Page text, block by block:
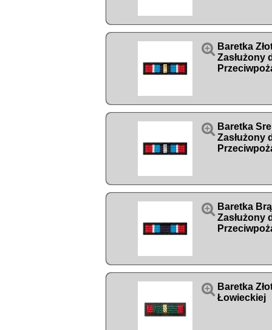
 Baretka
Zasłużony
 Baretka
Zasłużony
 Baretka
Zasłużony
 Baretka
Łowieckiej